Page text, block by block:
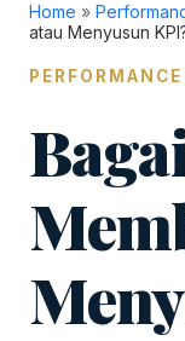
Home »
atau Menyusun